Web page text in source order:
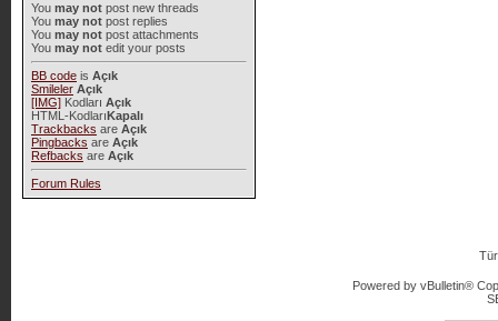
You may notpost new threads
You may notpost replies
You may notpost attachments
You may notedit your posts
BB codeis Açık
Smileler Açık
[IMG]Kodları Açık
HTML-KodlarıKapalı
Trackbacks are Açık
Pingbacks are Açık
Refbacks are Açık
Forum Rules
Powered by vBulletin®